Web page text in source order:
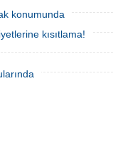
konumunda
kısıtlama!